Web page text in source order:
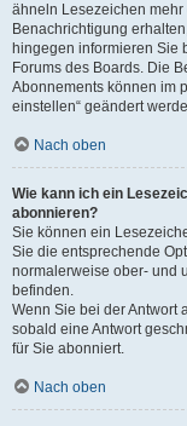
ähneln Lesezeichen
Benachrichtigung
hingegen informieren Sie
Forums des Boards. Die
Abonnements können im
einstellen“ geändert
Nach oben
Wie kann ich ein
abonnieren?
Sie können ein
Sie die entsprechende
normalerweise ober- und
befinden.
Wenn Sie bei der Antwort
sobald eine Antwort
für Sie abonniert.
Nach oben